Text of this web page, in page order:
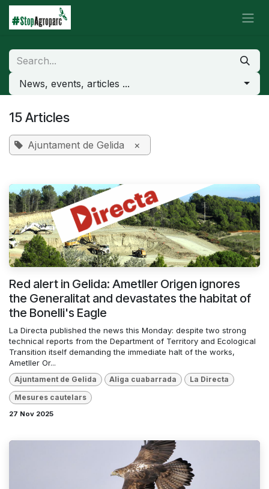
Skip to Content
News, events, articles ...
15 Articles
Ajuntament de Gelida ×
Red alert in Gelida: Ametller Origen ignores
the Generalitat and devastates the habitat of
the Bonelli's Eagle
La Directa published the news this Monday: despite two strong
technical reports from the Department of Territory and Ecological
Transition itself demanding the immediate halt of the works,
Ametller Or...
Ajuntament de Gelida Aliga cuabarrada La Directa
Mesures cautelars
27 Nov 2025